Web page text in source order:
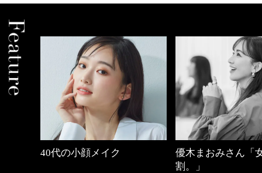
優木まおみさん「女の時間
心地よくいられる
とは